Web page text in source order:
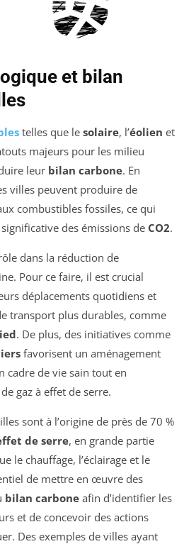
et bilan
telles que le solaire, l’éolien et
majeurs pour les milieu
leur bilan carbone. En
villes peuvent produire de
combustibles fossiles, ce qui
des émissions de CO2.
dans la réduction de
Pour ce faire, il est crucial
déplacements quotidiens et
transport plus durables, comme
. De plus, des initiatives comme
favorisent un aménagement
cadre de vie sain tout en
gaz à effet de serre.
sont à l’origine de près de 70 %
de serre, en grande partie
le chauffage, l’éclairage et le
de mettre en œuvre des
bilan carbone afin d’identifier les
et de concevoir des actions
Des exemples de villes ayant